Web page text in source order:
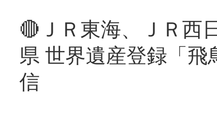
🔴ＪＲ東海、ＪＲ西
県 世界遺産登録「
信